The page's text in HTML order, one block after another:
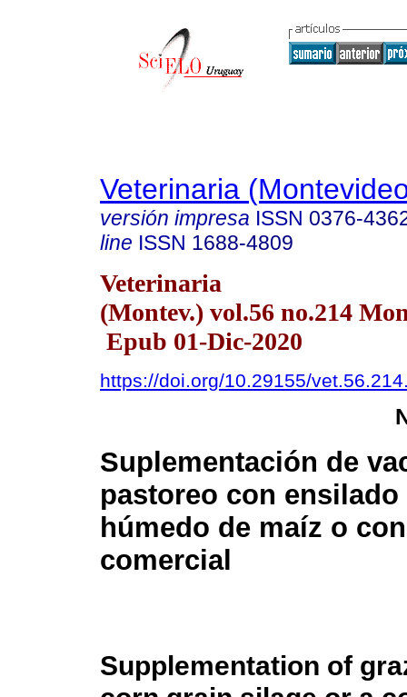
Veterinaria
versión impresa ISSN 0376-
line ISSN 1688-4809
Veterinaria
(Montev.) vol.56 no.214
Epub 01-Dic-2020
https://doi.org/10.29155/
Suplementación de
pastoreo con ensilado
húmedo de maíz o
comercial
Supplementation of